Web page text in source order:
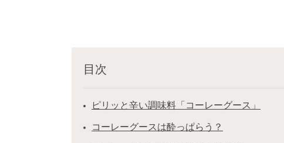
目次
ピリッと辛い調味料「コーレーグース」
コーレーグースは酔っぱらう？